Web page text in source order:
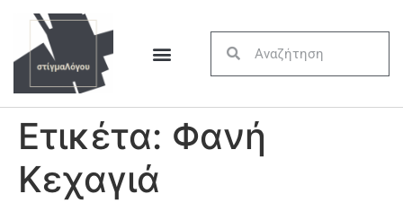
Ετικέτα: Φανή
Κεχαγιά